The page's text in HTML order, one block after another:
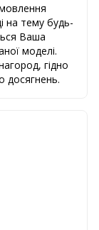
на тему будь-
Ваша
моделі.
гідно
досягнень.